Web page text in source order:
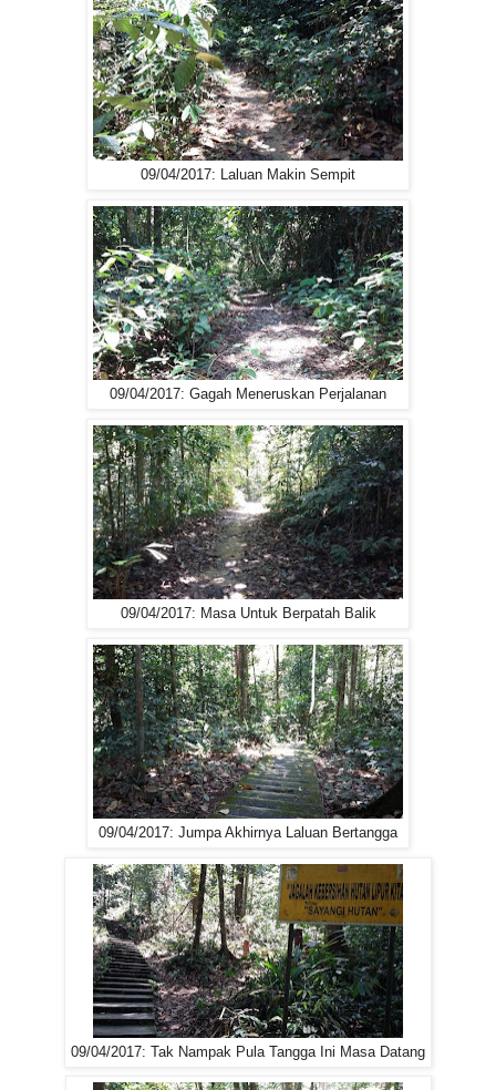
09/04/2017: Laluan Makin Sempit
09/04/2017: Gagah Meneruskan Perjalanan
09/04/2017: Masa Untuk Berpatah Balik
09/04/2017: Jumpa Akhirnya Laluan Bertangga
09/04/2017: Tak Nampak Pula Tangga Ini Masa Datang